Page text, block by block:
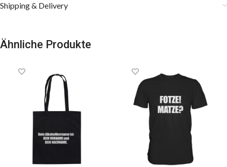
Shipping & Delivery
Ähnliche Produkte